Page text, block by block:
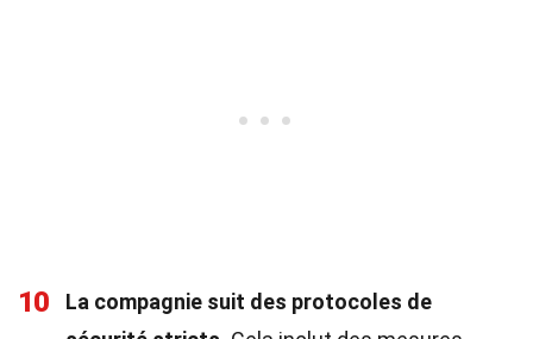
10
La compagnie suit des protocoles de